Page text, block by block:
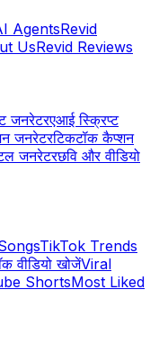
AgentsRevid
UsRevid Reviews
जनरेटरएआई स्क्रिप्ट
जनरेटरटिकटॉक कैप्शन
जनरेटरछवि और वीडियो
TikTok Trends
वीडियो खोजेंViral
ShortsMost Liked